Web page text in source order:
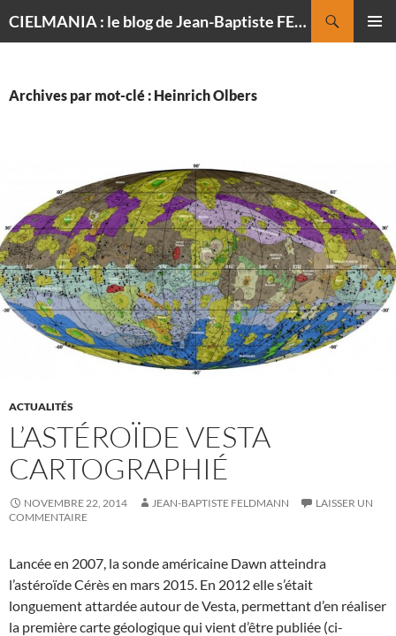
CIELMANIA : le blog de Jean-Baptiste FELDMANN, photographe du ciel
Archives par mot-clé : Heinrich Olbers
ACTUALITÉS
L’ASTÉROÏDE VESTA
CARTOGRAPHIÉ
NOVEMBRE 22, 2014 JEAN-BAPTISTE FELDMANN
LAISSER UN
COMMENTAIRE
Lancée en 2007, la sonde américaine Dawn atteindra
l’astéroïde Cérès en mars 2015. En 2012 elle s’était
longuement attardée autour de Vesta, permettant d’en réaliser
la première carte géologique qui vient d’être publiée (ci-